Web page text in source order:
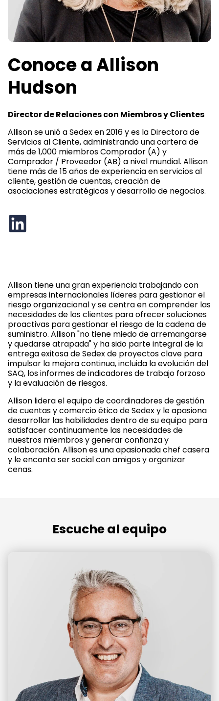
Conoce a Allison
Hudson
Director de Relaciones con Miembros y Clientes
Allison se unió a Sedex en 2016 y es la Directora de
Servicios al Cliente, administrando una cartera de
más de 1,000 miembros Comprador (A) y
Comprador / Proveedor (AB) a nivel mundial. Allison
tiene más de 15 años de experiencia en servicios al
cliente, gestión de cuentas, creación de
asociaciones estratégicas y desarrollo de negocios.
Allison tiene una gran experiencia trabajando con
empresas internacionales líderes para gestionar el
riesgo organizacional y se centra en comprender las
necesidades de los clientes para ofrecer soluciones
proactivas para gestionar el riesgo de la cadena de
suministro. Allison "no tiene miedo de arremangarse
y quedarse atrapada" y ha sido parte integral de la
entrega exitosa de Sedex de proyectos clave para
impulsar la mejora continua, incluida la evolución del
SAQ, los informes de indicadores de trabajo forzoso
y la evaluación de riesgos.
Allison lidera el equipo de coordinadores de gestión
de cuentas y comercio ético de Sedex y le apasiona
desarrollar las habilidades dentro de su equipo para
satisfacer continuamente las necesidades de
nuestros miembros y generar confianza y
colaboración. Allison es una apasionada chef casera
y le encanta ser social con amigos y organizar
cenas.
Escuche al equipo